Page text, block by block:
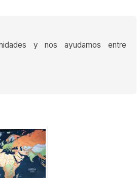
y nos ayudamos entre